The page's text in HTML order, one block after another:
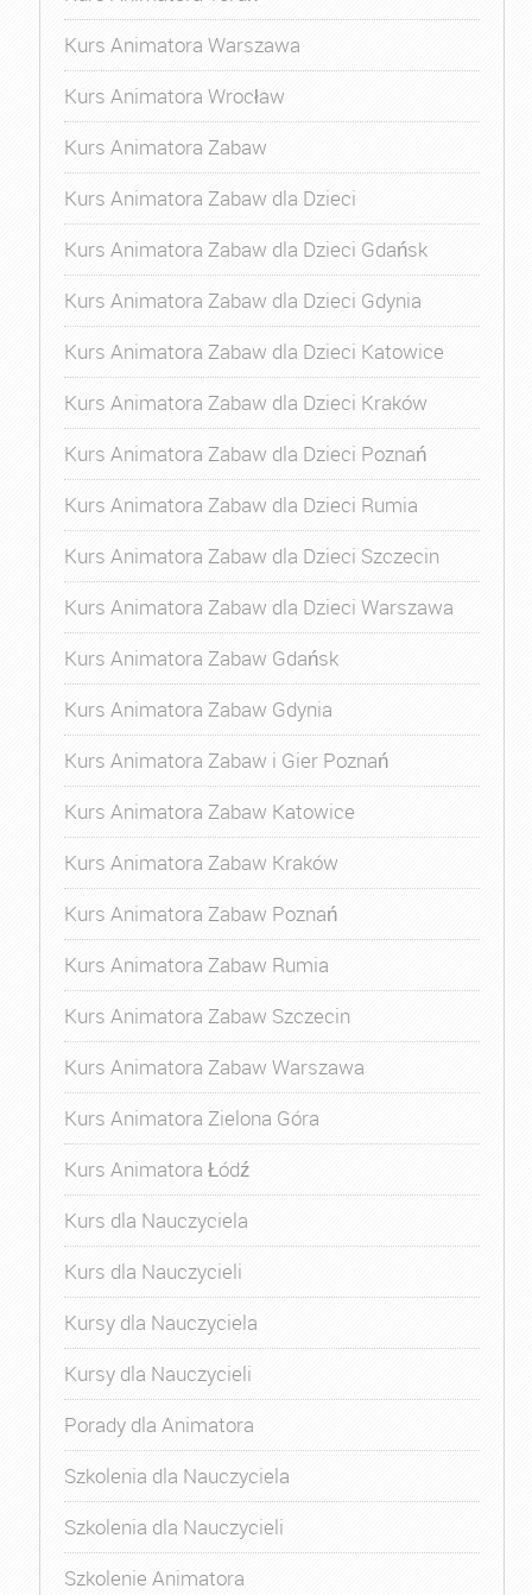
Kurs Animatora Warszawa
Kurs Animatora Wrocław
Kurs Animatora Zabaw
Kurs Animatora Zabaw dla Dzieci
Kurs Animatora Zabaw dla Dzieci Gdańsk
Kurs Animatora Zabaw dla Dzieci Gdynia
Kurs Animatora Zabaw dla Dzieci Katowice
Kurs Animatora Zabaw dla Dzieci Kraków
Kurs Animatora Zabaw dla Dzieci Poznań
Kurs Animatora Zabaw dla Dzieci Rumia
Kurs Animatora Zabaw dla Dzieci Szczecin
Kurs Animatora Zabaw dla Dzieci Warszawa
Kurs Animatora Zabaw Gdańsk
Kurs Animatora Zabaw Gdynia
Kurs Animatora Zabaw i Gier Poznań
Kurs Animatora Zabaw Katowice
Kurs Animatora Zabaw Kraków
Kurs Animatora Zabaw Poznań
Kurs Animatora Zabaw Rumia
Kurs Animatora Zabaw Szczecin
Kurs Animatora Zabaw Warszawa
Kurs Animatora Zielona Góra
Kurs Animatora Łódź
Kurs dla Nauczyciela
Kurs dla Nauczycieli
Kursy dla Nauczyciela
Kursy dla Nauczycieli
Porady dla Animatora
Szkolenia dla Nauczyciela
Szkolenia dla Nauczycieli
Szkolenie Animatora